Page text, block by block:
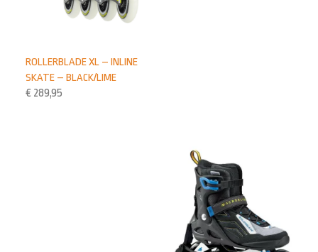
ROLLERBLADE XL – INLINE
SKATE – BLACK/LIME
€ 289,95